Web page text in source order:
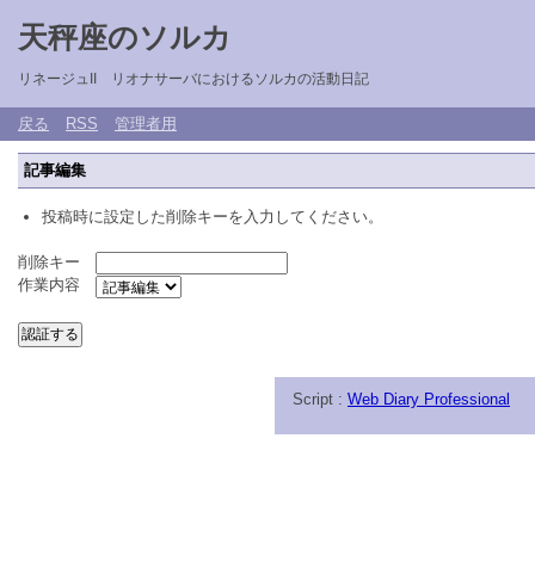
天秤座のソルカ
リネージュII リオナサーバにおけるソルカの活動日記
戻る RSS 管理者用
記事編集
投稿時に設定した削除キーを入力してください。
削除キー
作業内容
Script : Web Diary Professional